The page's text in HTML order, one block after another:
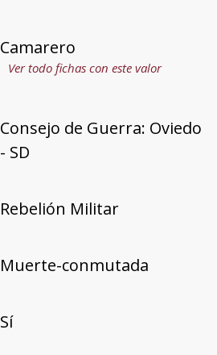
Camarero
Ver todo fichas con este valor
Consejo de Guerra: Oviedo
- SD
Rebelión Militar
Muerte-conmutada
Sí